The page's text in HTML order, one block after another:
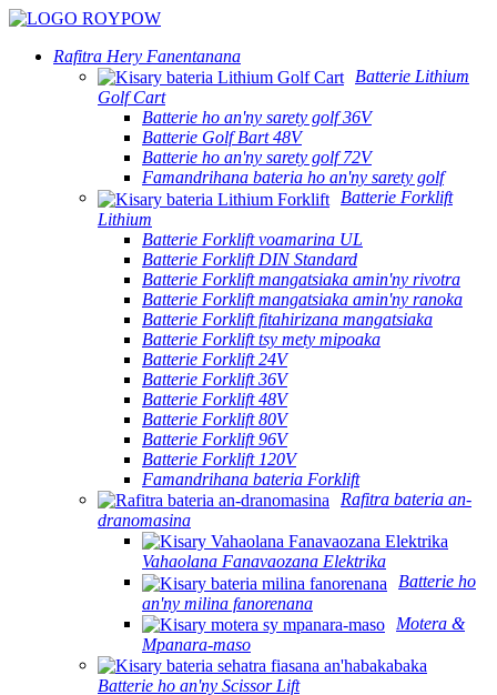
Rafitra Hery Fanentanana
Batterie Lithium
Golf Cart
Batterie ho an'ny sarety golf 36V
Batterie Golf Bart 48V
Batterie ho an'ny sarety golf 72V
Famandrihana bateria ho an'ny sarety golf
Batterie Forklift
Lithium
Batterie Forklift voamarina UL
Batterie Forklift DIN Standard
Batterie Forklift mangatsiaka amin'ny rivotra
Batterie Forklift mangatsiaka amin'ny ranoka
Batterie Forklift fitahirizana mangatsiaka
Batterie Forklift tsy mety mipoaka
Batterie Forklift 24V
Batterie Forklift 36V
Batterie Forklift 48V
Batterie Forklift 80V
Batterie Forklift 96V
Batterie Forklift 120V
Famandrihana bateria Forklift
Rafitra bateria an-
dranomasina
Vahaolana Fanavaozana Elektrika
Batterie ho
an'ny milina fanorenana
Motera &
Mpanara-maso
Batterie ho an'ny Scissor Lift